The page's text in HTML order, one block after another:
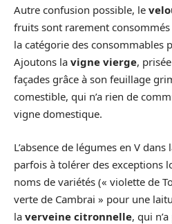
Autre confusion possible, le
fruits sont rarement
la catégorie des consommables
Ajoutons la vigne vierge,
façades grâce à son feuillage
comestible, qui n’a rien de
vigne domestique.
L’absence de légumes en V
parfois à tolérer des exceptions
noms de variétés (« violette de
verte de Cambrai » pour une
la verveine citronnelle, qui